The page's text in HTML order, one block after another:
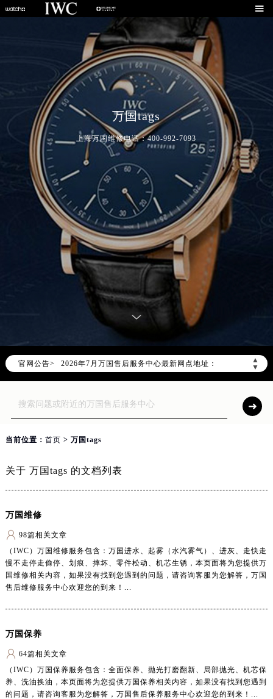

万国tags
上海万国维修电话：400-992-7093
官网公告>
▲
▼
2026年7月万国上海市售后服务网络优化升级公告
2026年7月上海市万国官方售后客户服务热线：400-992-7093
2026年7月万国售后服务中心最新网点地址：
上海市徐汇区虹桥路3号港汇中心写字楼2座37层3705室（需提前预约）
当前位置： 首页 > 万国tags
关于 万国tags 的文档列表
万国维修
98篇相关文章
（IWC）万国维修服务包含：万国进水、起雾（水汽雾气）、进灰、走快走
慢不走停走偷停、划痕、摔坏、零件松动、机芯生锈，本页面将为您提供万
国维修相关内容，如果没有找到您遇到的问题，请咨询客服为您解答，万国
售后维修服务中心欢迎您的到来！...
万国保养
64篇相关文章
（IWC）万国保养服务包含：全面保养、抛光打磨翻新、局部抛光、机芯保
养、洗油换油，本页面将为您提供万国保养相关内容，如果没有找到您遇到
的问题，请咨询客服为您解答，万国售后保养服务中心欢迎您的到来！...